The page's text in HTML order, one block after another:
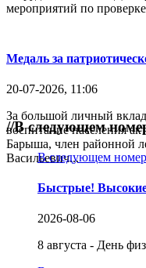
мероприятий по
Медаль за
20-07-2026, 11:06
За большой личный
воспитание населения
Барыша, член районной
Васильевич...
//В следующем
В следующем
Быстрые!
2026-08-06
8 августа - День